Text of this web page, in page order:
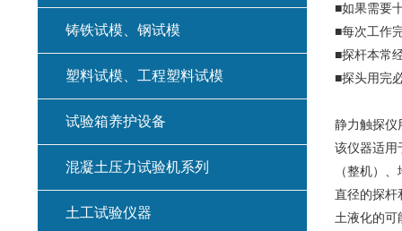
■如果需要
■每次工作
■探杆本常
■探头用完
静力触探
该仪器适用
（整机）
直径的探杆
土液化的可
铸铁试模、钢试模
塑料试模、工程塑料试模
试验箱养护设备
混凝土压力试验机系列
土工试验仪器